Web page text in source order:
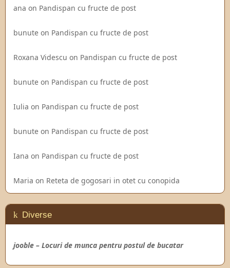
ana on Pandispan cu fructe de post
bunute on Pandispan cu fructe de post
Roxana Videscu on Pandispan cu fructe de post
bunute on Pandispan cu fructe de post
Iulia on Pandispan cu fructe de post
bunute on Pandispan cu fructe de post
Iana on Pandispan cu fructe de post
Maria on Reteta de gogosari in otet cu conopida
Diverse
jooble – Locuri de munca pentru postul de bucatar